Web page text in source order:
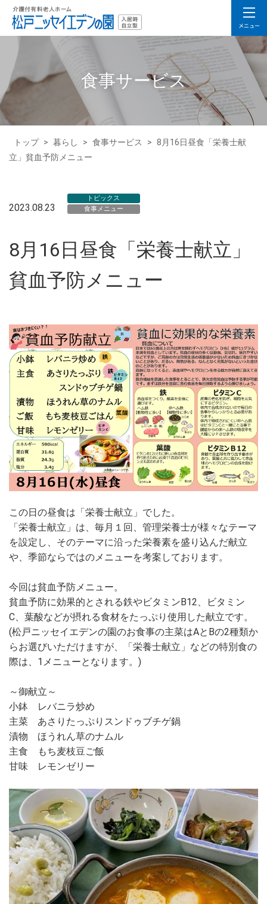
食事サービス
トップ > 暮らし > 食事サービス > 8月16日昼食「栄養士献
立」貧血予防メニュー
2023.08.23
トピックス
食事メニュー
8月16日昼食「栄養士献立」
貧血予防メニュー
この日の昼食は「栄養士献立」でした。
「栄養士献立」は、毎月１回、管理栄養士が様々なテーマ
を設定し、そのテーマに沿った栄養素を盛り込んだ献立
や、季節ならではのメニューを考案しております。
今回は貧血予防メニュー。
貧血予防に効果的とされる鉄やビタミンB12、ビタミン
C、葉酸などが摂れる食材をたっぷり使用した献立です。
(松戸ニッセイエデンの園のお食事の主菜はAとBの2種類か
らお選びいただけますが、「栄養士献立」などの特別食の
際は、1メニューとなります。)
～御献立～
小鉢 レバニラ炒め
主菜 あさりたっぷりスンドゥブチゲ鍋
漬物 ほうれん草のナムル
主食 もち麦枝豆ご飯
甘味 レモンゼリー